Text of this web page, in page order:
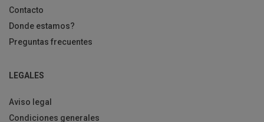
Contacto
Donde estamos?
Preguntas frecuentes
LEGALES
Aviso legal
Condiciones generales